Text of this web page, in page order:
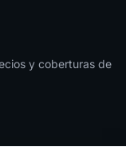
y coberturas de